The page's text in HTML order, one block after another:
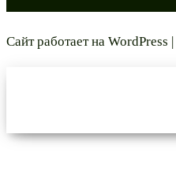
Сайт работает на WordPress |